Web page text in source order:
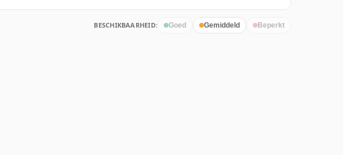
BESCHIKBAARHEID: Goed Gemiddeld Beperkt